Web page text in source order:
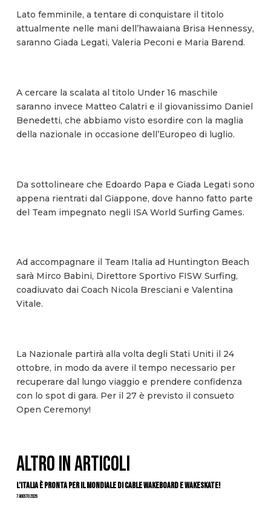
Lato femminile, a tentare di conquistare il titolo
attualmente nelle mani dell’hawaiana Brisa Hennessy,
saranno Giada Legati, Valeria Peconi e Maria Barend.
A cercare la scalata al titolo Under 16 maschile
saranno invece Matteo Calatri e il giovanissimo Daniel
Benedetti, che abbiamo visto esordire con la maglia
della nazionale in occasione dell’Europeo di luglio.
Da sottolineare che Edoardo Papa e Giada Legati sono
appena rientrati dal Giappone, dove hanno fatto parte
del Team impegnato negli ISA World Surfing Games.
Ad accompagnare il Team Italia ad Huntington Beach
sarà Mirco Babini, Direttore Sportivo FISW Surfing,
coadiuvato dai Coach Nicola Bresciani e Valentina
Vitale.
La Nazionale partirà alla volta degli Stati Uniti il 24
ottobre, in modo da avere il tempo necessario per
recuperare dal lungo viaggio e prendere confidenza
con lo spot di gara. Per il 27 è previsto il consueto
Open Ceremony!
ALTRO IN ARTICOLI
L’Italia è pronta per il Mondiale di Cable Wakeboard e Wakeskate!
7 Agosto 2026